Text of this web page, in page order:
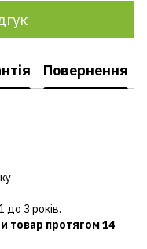
Повернення
до 3 років.
товар протягом 14